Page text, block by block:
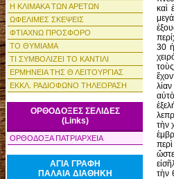
Η ΚΛΙΜΑΚΑ ΤΩΝ ΑΡΕΤΩΝ
ΩΦΕΛΙΜΕΣ ΣΚΕΨΕΙΣ
ΦΤΙΑΧΝΩ ΠΡΟΣΦΟΡΟ
ΤΟ ΘΥΜΙΑΜΑ
ΤΙ ΣΥΜΒΟΛΙΖΕΙ ΤΟ ΚΑΝΤΙΛΙ
ΕΡΜΗΝΕΙΑ ΤΗΣ Θ ΛΕΙΤΟΥΡΓΙΑΣ
ΕΚΚΛ. ΡΑΔΙΟΦΩΝΟ ΤΗΛΕΟΡΑΣΗ
ΟΡΘΟΔΟΞΕΣ ΣΕΛΙΔΕΣ
(Links)
ΟΡΘΟΔΟΞΑ ΠΑΤΡΙΑΡΧΕΙΑ
ΑΓΙΑ ΓΡΑΦΗ
ΠΑΛΑΙΑ ΔΙΑΘΗΚΗ